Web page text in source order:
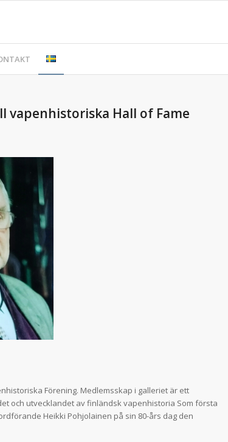
vapenhistoriska Hall of Fame
Förening. Medlemsskap i galleriet är ett
och utvecklandet av finländsk vapenhistoria Som första
Heikki Pohjolainen på sin 80-års dag den